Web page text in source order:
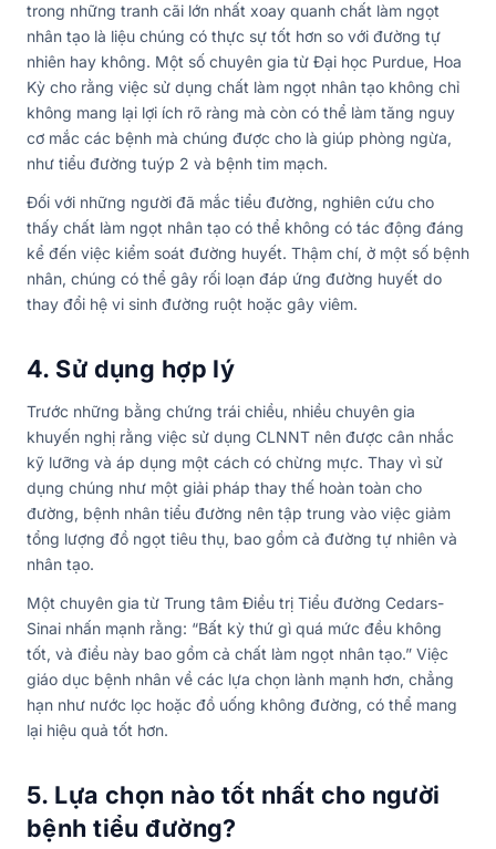
trong những tranh cãi lớn nhất xoay quanh chất làm ngọt
nhân tạo là liệu chúng có thực sự tốt hơn so với đường tự
nhiên hay không. Một số chuyên gia từ Đại học Purdue, Hoa
Kỳ cho rằng việc sử dụng chất làm ngọt nhân tạo không chỉ
không mang lại lợi ích rõ ràng mà còn có thể làm tăng nguy
cơ mắc các bệnh mà chúng được cho là giúp phòng ngừa,
như tiểu đường tuýp 2 và bệnh tim mạch.
Đối với những người đã mắc tiểu đường, nghiên cứu cho
thấy chất làm ngọt nhân tạo có thể không có tác động đáng
kể đến việc kiểm soát đường huyết. Thậm chí, ở một số bệnh
nhân, chúng có thể gây rối loạn đáp ứng đường huyết do
thay đổi hệ vi sinh đường ruột hoặc gây viêm.
4. Sử dụng hợp lý
Trước những bằng chứng trái chiều, nhiều chuyên gia
khuyến nghị rằng việc sử dụng CLNNT nên được cân nhắc
kỹ lưỡng và áp dụng một cách có chừng mực. Thay vì sử
dụng chúng như một giải pháp thay thế hoàn toàn cho
đường, bệnh nhân tiểu đường nên tập trung vào việc giảm
tổng lượng đồ ngọt tiêu thụ, bao gồm cả đường tự nhiên và
nhân tạo.
Một chuyên gia từ Trung tâm Điều trị Tiểu đường Cedars-
Sinai nhấn mạnh rằng: “Bất kỳ thứ gì quá mức đều không
tốt, và điều này bao gồm cả chất làm ngọt nhân tạo.” Việc
giáo dục bệnh nhân về các lựa chọn lành mạnh hơn, chẳng
hạn như nước lọc hoặc đồ uống không đường, có thể mang
lại hiệu quả tốt hơn.
5. Lựa chọn nào tốt nhất cho người
bệnh tiểu đường?